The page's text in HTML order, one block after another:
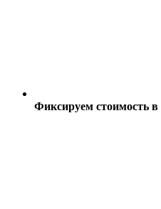
Фиксируем стоимость в